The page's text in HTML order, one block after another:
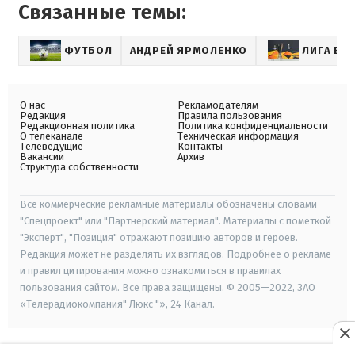
Связанные темы:
ФУТБОЛ АНДРЕЙ ЯРМОЛЕНКО ЛИГА
О нас
Редакция
Редакционная политика
О телеканале
Телеведущие
Вакансии
Структура собственности
Рекламодателям
Правила пользования
Политика конфиденциальности
Техническая информация
Контакты
Архив
Все коммерческие рекламные материалы обозначены словами
"Спецпроект" или "Партнерский материал". Материалы с пометкой
"Эксперт", "Позиция" отражают позицию авторов и героев.
Редакция может не разделять их взглядов. Подробнее о рекламе
и правил цитирования можно ознакомиться в правилах
пользования сайтом. Все права защищены. © 2005—2022, ЗАО
«Телерадиокомпания" Люкс "», 24 Канал.